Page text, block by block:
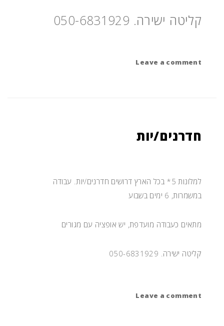
קליטה ישירה. 050-6831929
Leave a comment
חדרנים/יות
למלונות 5* בכל הארץ דרושים חדרנים/יות. עבודה
במשמרות, 6 ימים בשבוע
מתאים כעבודה מועדפת, יש אופציה עם מגורים
קליטה ישירה. 050-6831929
Leave a comment